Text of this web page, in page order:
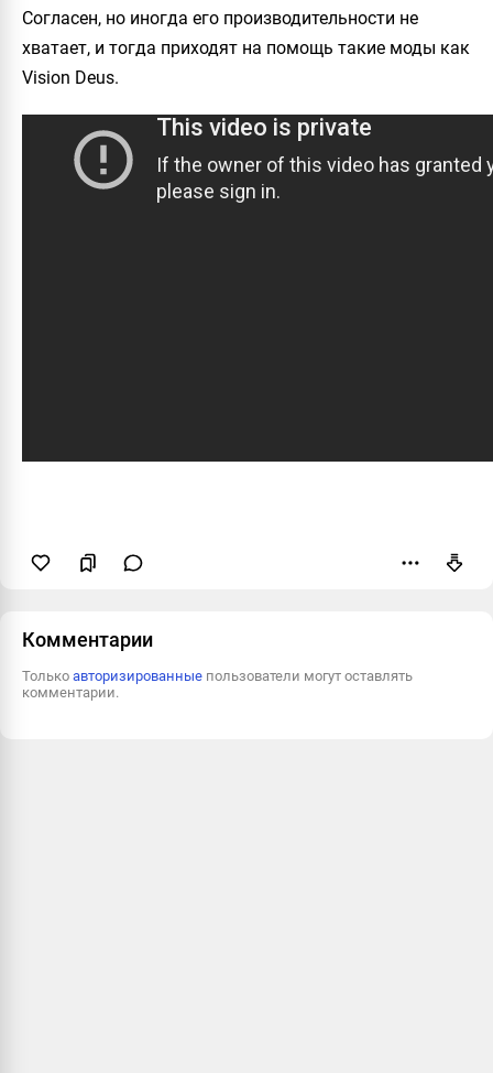
Согласен, но иногда его производительности не
хватает, и тогда приходят на помощь такие моды как
Vision Deus.
Комментарии
Только авторизированные пользователи могут оставлять
комментарии.